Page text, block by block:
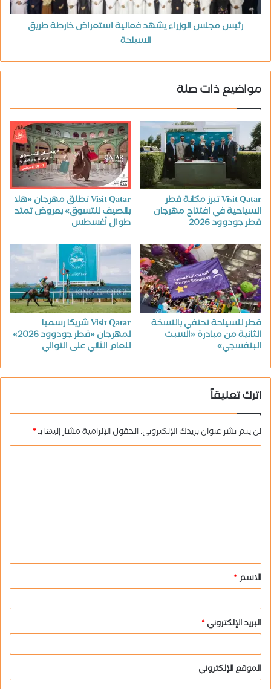
رئيس مجلس الوزراء يشهد فعالية استعراض خارطة طريق
السياحة
مواضيع ذات صلة
Visit Qatar تبرز مكانة قطر
السياحية في افتتاح مهرجان
قطر جودوود 2026
Visit Qatar تطلق مهرجان «هلا
بالصيف للتسوق» بعروض تمتد
طوال أغسطس
قطر للسياحة تحتفي بالنسخة
الثانية من مبادرة «السبت
البنفسجي»
Visit Qatar شريكا رسميا
لمهرجان «قطر جودوود 2026»
للعام الثاني على التوالي
اترك تعليقاً
لن يتم نشر عنوان بريدك الإلكتروني.الحقول الإلزامية مشار إليها بـ*
ق
*
الاسم*
البريد الإلكتروني*
الموقع الإلكتروني